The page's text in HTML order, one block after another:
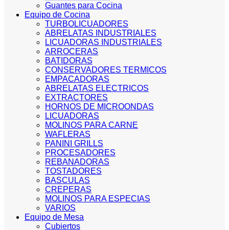
Guantes para Cocina
Equipo de Cocina
TURBOLICUADORES
ABRELATAS INDUSTRIALES
LICUADORAS INDUSTRIALES
ARROCERAS
BATIDORAS
CONSERVADORES TERMICOS
EMPACADORAS
ABRELATAS ELECTRICOS
EXTRACTORES
HORNOS DE MICROONDAS
LICUADORAS
MOLINOS PARA CARNE
WAFLERAS
PANINI GRILLS
PROCESADORES
REBANADORAS
TOSTADORES
BASCULAS
CREPERAS
MOLINOS PARA ESPECIAS
VARIOS
Equipo de Mesa
Cubiertos